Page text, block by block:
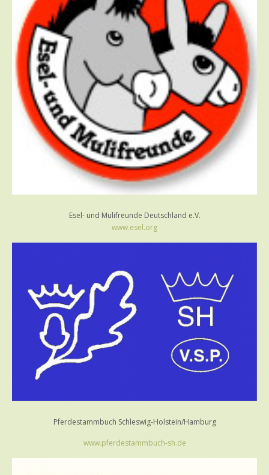
Esel- und Mulifreunde Deutschland e.V.
www.esel.org
Pferdestammbuch Schleswig-Holstein/Hamburg
www.pferdestammbuch-sh.de